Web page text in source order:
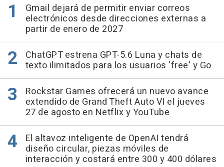
Gmail dejará de permitir enviar correos
electrónicos desde direcciones externas a
partir de enero de 2027
ChatGPT estrena GPT-5.6 Luna y chats de
texto ilimitados para los usuarios 'free' y Go
Rockstar Games ofrecerá un nuevo avance
extendido de Grand Theft Auto VI el jueves
27 de agosto en Netflix y YouTube
El altavoz inteligente de OpenAI tendrá
diseño circular, piezas móviles de
interacción y costará entre 300 y 400 dólares